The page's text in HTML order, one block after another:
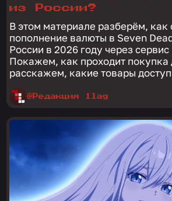
из России?
В этом материале разберём,
пополнение валюты в Seven
России в 2026 году через
Покажем, как проходит покупка
расскажем, какие товары
@Редакция 1lag